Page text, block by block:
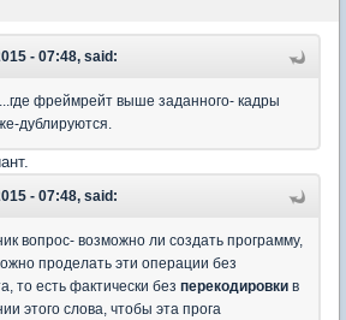
- 07:48, said:
фреймрейт выше заданного- кадры
дублируются.
- 07:48, said:
вопрос- возможно ли создать программу,
проделать эти операции без
то есть фактически без перекодировки в
этого слова, чтобы эта прога